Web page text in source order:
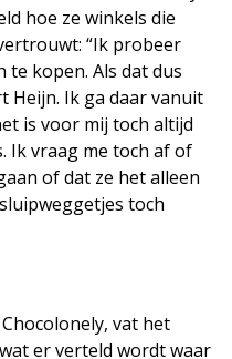
hoe ze winkels die
“Ik probeer
te kopen. Als dat dus
Heijn. Ik ga daar vanuit
is voor mij toch altijd
Ik vraag me toch af of
of dat ze het alleen
toch
vat het
er verteld wordt waar